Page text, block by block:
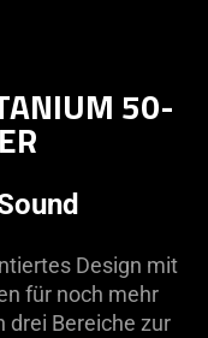
50-
Design mit
für noch mehr
drei Bereiche zur